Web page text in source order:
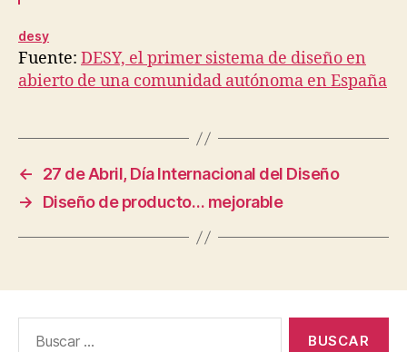
desy
Fuente: DESY, el primer sistema de diseño en
abierto de una comunidad autónoma en España
←
27 de Abril, Día Internacional del Diseño
→
Diseño de producto… mejorable